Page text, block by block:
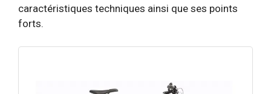
caractéristiques techniques ainsi que ses points
forts.